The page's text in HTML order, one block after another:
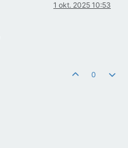
1 okt. 2025 10:53
0